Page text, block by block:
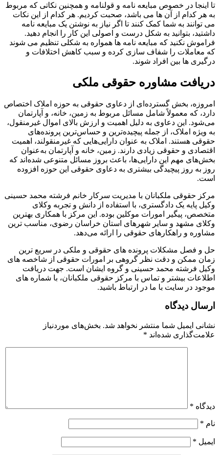
تا اینجا در خصوص مبایعه نامه و قولنامه و همچنین نکاتی که مربوط
به هر کدام از آن ها می باشد، صحبت کردیم. هر کدام از این نکات
می توانند به شما کمک کنند تا اگر نیاز به نوشتن یک مبایعه نامه
داشتید، بتوانید به شکل درست و اصولی این کار را انجام دهید.
فراموش نکنید که مبایعه نامه ها همواره به شکلی تنظیم می شوند
که معاملات را شفاف سازی کرده و سبب کاهش اختلافات و
درگیری ها بین افراد شوند.
دریافت مشاوره حقوقی ملکی
امروزه، بخش گسترده‌ای از دعاوی حقوقی به حوزه املاک اختصاص
دارد، که معمولاً شامل مسائل مربوط به زمین، خانه، و آپارتمان
می‌شود. این دعاوی به دلیل اهمیت و ارزش بالای اموال غیرمنقول،
به ویژه املاک، از جمله پیچیده‌ترین و حساس‌ترین پرونده‌های
حقوقی هستند. املاک به عنوان دارایی‌هایی که غیرمنقولند، اهمیت
اقتصادی و حقوقی زیادی دارند. زمین، خانه و آپارتمان به‌عنوان
بخش‌های مهم این دارایی‌ها، باعث بروز مسائل متنوعی شده‌اند که
روز به روز پیچیدگی بیشتری به دعاوی حقوقی این حوزه افزوده
است.
مرکز حقوقی ملکبانان با مدیریت سرکار خانم فرشته محمد حسینی
وکیل پایه یک دادگستری، با استفاده از دانش و تجربه وکلای
متخصص، پیگیر امورات موکلین بوده. این مرکز با همکاری بهترین
وکلای مشهد و سایر شهرهای استان خراسان رضوی، مناسب ترین
مشاوره و راهکارهای حقوقی را ارائه می‌دهد.
حل و فصل مشکلات پرونده های حقوقی و ملکی در سریع ترین
زمان ممکن و دقت نظر گروهی بر امورات حقوقی از شاخصه های
وکیل فرشته محمد حسینی و گروه ایشان است. جهت دریافت
اطلاعات بیشتر و تماس با مرکز حقوقی ملکبانان، با شماره های
موجود در سایت با ما در ارتباط باشید‌.
ارسال دیدگاه
نشانی ایمیل شما منتشر نخواهد شد. بخش‌های موردنیاز
علامت‌گذاری شده‌اند *
دیدگاه *
نام *
ایمیل *